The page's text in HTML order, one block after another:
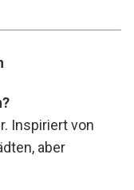
Inspiriert von
aber